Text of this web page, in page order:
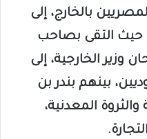
بالخارج، إلى
حيث التقى بصاحب
وزير الخارجية، إلى
بينهم بندر بن
المعدنية،